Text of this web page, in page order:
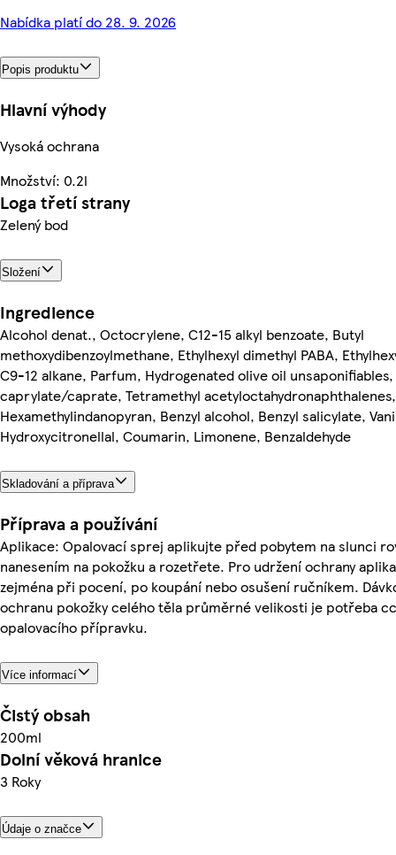
Nabídka platí do 28. 9. 2026
Popis produktu
Hlavní výhody
Vysoká ochrana
Množství: 0.2l
Loga třetí strany
Zelený bod
Složení
Ingredience
Alcohol denat., Octocrylene, C12-15 alkyl benzoate, Butyl
methoxydibenzoylmethane, Ethylhexyl dimethyl PABA,
C9-12 alkane, Parfum, Hydrogenated olive oil
caprylate/caprate, Tetramethyl acetyloctahydronaphthalenes,
Hexamethylindanopyran, Benzyl alcohol, Benzyl salicylate,
Hydroxycitronellal, Coumarin, Limonene, Benzaldehyde
Skladování a příprava
Příprava a používání
Aplikace: Opalovací sprej aplikujte před pobytem na slunci
nanesením na pokožku a rozetřete. Pro udržení ochrany
zejména při pocení, po koupání nebo osušení ručníkem.
ochranu pokožky celého těla průměrné velikosti je potřeba
opalovacího přípravku.
Více informací
Čistý obsah
200ml
Dolní věková hranice
3 Roky
Údaje o značce